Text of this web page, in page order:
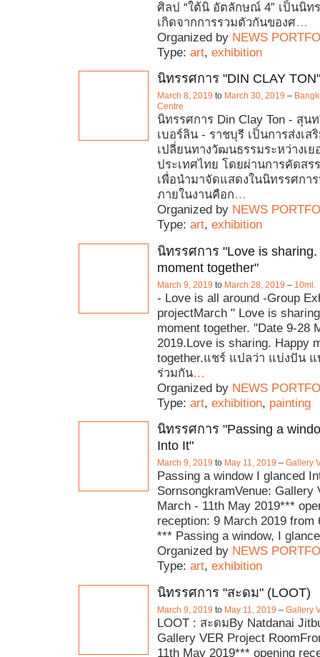
ศิลป “ใต้นิ อัตลักษณ์ 4” เป็นนิท
เกิดจากการรวมตัวกันของศ…
Organized by NEWS
Type: art, exhibition
นิทรรศการ "DIN CLAY TON"
March 8, 2019 to March 30, 2019 –
Centre
นิทรรศการ Din Clay Ton - สุน
เบอร์ลิน - ราชบุรี เป็นการส่งเส
เปลี่ยนทางวัฒนธรรมระหว่างเ
ประเทศไทย โดยผ่านการคัดสร
เพื่อนำมาจัดแสดงในนิทรรศกา
ภายในงานคือก…
Organized by NEWS
Type: art, exhibition
นิทรรศการ "Love is sharing.
moment together"
March 9, 2019 to March 28, 2019 – 10ml.
- Love is all around -Group
projectMarch " Love is
moment together. "Date 9-28
2019.Love is sharing. Happy
together.แชร์ แปลว่า แบ่งปัน
ร่วมกัน…
Organized by NEWS
Type: art, exhibition, painting
นิทรรศการ "Passing a
Into It"
March 9, 2019 to May 11, 2019 – Gallery
Passing a window I glanced
SornsongkramVenue: Gallery
March - 11th May 2019***
reception: 9 March 2019 from
*** Passing a window, I
Organized by NEWS
Type: art, exhibition
นิทรรศการ "สะดม" (LOOT)
March 9, 2019 to May 11, 2019 – Gallery
LOOT : สะดมBy Natdanai
Gallery VER Project
11th May 2019*** opening